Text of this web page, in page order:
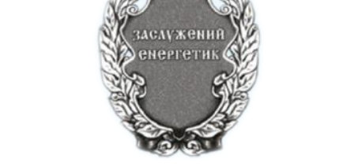
СТРУКТУРА
Президія НАН України
Апарат Президії
Секція фізико-технічних і математичних